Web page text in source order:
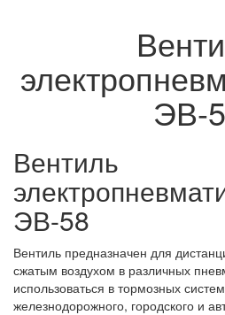
ЭВ-
Вентиль
ЭВ-58
Вентиль предназначен для
сжатым воздухом в различных
использоваться в тормозных
железнодорожного, городского и